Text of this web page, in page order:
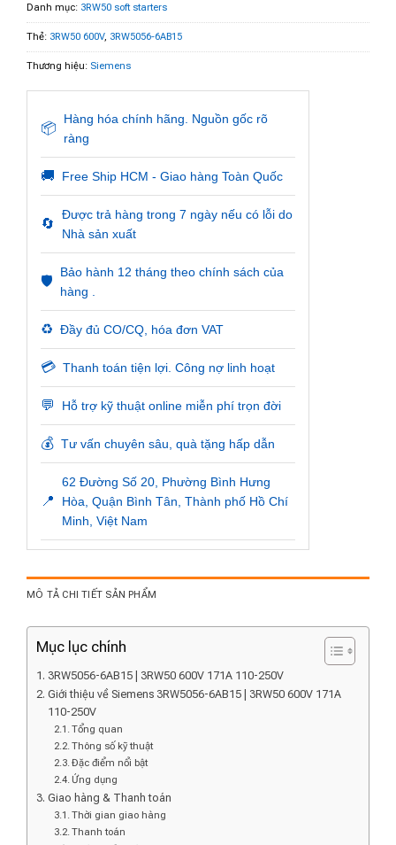
Danh mục: 3RW50 soft starters
Thẻ: 3RW50 600V, 3RW5056-6AB15
Thương hiệu: Siemens
📦
Hàng hóa chính hãng. Nguồn gốc rõ
ràng
🚚 Free Ship HCM - Giao hàng Toàn Quốc
🔄
Được trả hàng trong 7 ngày nếu có lỗi do
Nhà sản xuất
🛡️
Bảo hành 12 tháng theo chính sách của
hàng .
♻️ Đầy đủ CO/CQ, hóa đơn VAT
💳 Thanh toán tiện lợi. Công nợ linh hoạt
💬 Hỗ trợ kỹ thuật online miễn phí trọn đời
💰 Tư vấn chuyên sâu, quà tặng hấp dẫn
📍
62 Đường Số 20, Phường Bình Hưng
Hòa, Quận Bình Tân, Thành phố Hồ Chí
Minh, Việt Nam
MÔ TẢ CHI TIẾT SẢN PHẨM
Mục lục chính
3RW5056-6AB15 | 3RW50 600V 171A 110-250V
Giới thiệu về Siemens 3RW5056-6AB15 | 3RW50 600V 171A
110-250V
Tổng quan
Thông số kỹ thuật
Đặc điểm nổi bật
Ứng dụng
Giao hàng & Thanh toán
Thời gian giao hàng
Thanh toán